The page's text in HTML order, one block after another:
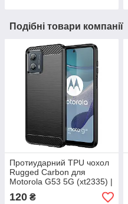
Подібні товари компанії
Протиударний TPU чохол
Rugged Carbon для
Motorola G53 5G (xt2335) |
Mofan | чорний
120 ₴